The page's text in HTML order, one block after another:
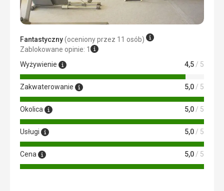
Fantastyczny(oceniony przez 11 osób)
Zablokowane opinie: 1
Wyżywienie
4,5 / 5
Zakwaterowanie 5,0 / 5
Okolica 5,0 / 5
Usługi 5,0 / 5
Cena 5,0 / 5